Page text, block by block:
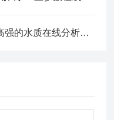
多参数水质监测仪器-一款本领高强的水质在线分析仪@风途厂家新发布